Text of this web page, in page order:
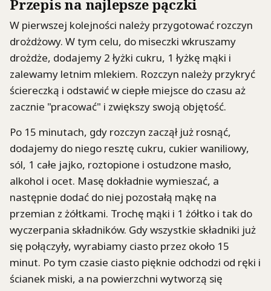
Przepis na najlepsze pączki
W pierwszej kolejności należy przygotować rozczyn
drożdżowy. W tym celu, do miseczki wkruszamy
drożdże, dodajemy 2 łyżki cukru, 1 łyżkę mąki i
zalewamy letnim mlekiem. Rozczyn należy przykryć
ściereczką i odstawić w ciepłe miejsce do czasu aż
zacznie "pracować" i zwiększy swoją objętość.
Po 15 minutach, gdy rozczyn zaczął już rosnąć,
dodajemy do niego resztę cukru, cukier waniliowy,
sól, 1 całe jajko, roztopione i ostudzone masło,
alkohol i ocet. Masę dokładnie wymieszać, a
następnie dodać do niej pozostałą mąkę na
przemian z żółtkami. Trochę mąki i 1 żółtko i tak do
wyczerpania składników. Gdy wszystkie składniki już
się połączyły, wyrabiamy ciasto przez około 15
minut. Po tym czasie ciasto pięknie odchodzi od ręki i
ścianek miski, a na powierzchni wytworzą się